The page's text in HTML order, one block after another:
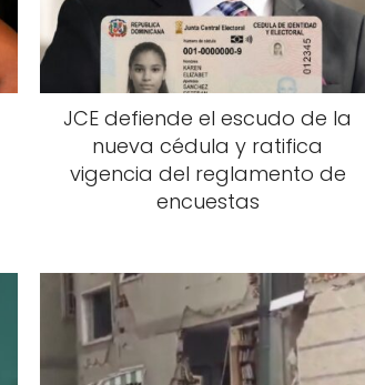
JCE defiende el escudo de la
nueva cédula y ratifica
vigencia del reglamento de
encuestas